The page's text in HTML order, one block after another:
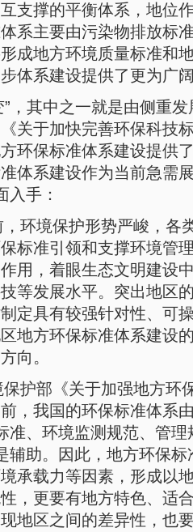
支撑的平衡体系，地位
系主要由污染物排放标
成地方环境质量标准和
体系建设提供了更为广阔
，其中之一就是由侧重
关于加快完善环保科技
环保标准体系建设提供
体系建设作为当前急需
手：
环境保护形势严峻，各
标准引领和支撑环境管
用，着眼生态文明建设
等发展水平。突出地区
定具有较强针对性、可
地方环保标准体系建设
向。
护部《关于加强地方环
，我国的环保标准体系
、环境监测规范、管
助。因此，地方环保
承载力等因素，形成以
，更要有地方特色、适
地区之间的差异性，也